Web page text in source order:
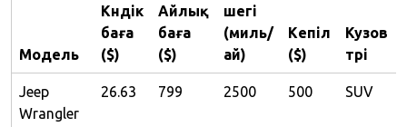
Модель
Күндік
баға
($)
Айлық
баға
($)
шегі
(миль/
ай)
Кепіл
($)
Кузов
түрі
Jeep
Wrangler
26.63 799 2500 500 SUV